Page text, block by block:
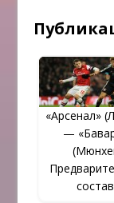
«Арсенал»
—